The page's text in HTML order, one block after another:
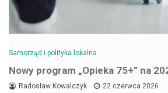
Samorząd i polityka lokalna
Nowy program „Opieka 75+” na
Radosław Kowalczyk 22 czerwca 2026